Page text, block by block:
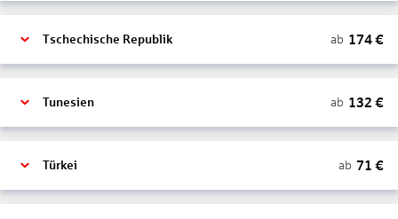
Tschechische Republik ab 174€
Tunesien ab 132 €
Türkei ab 71 €